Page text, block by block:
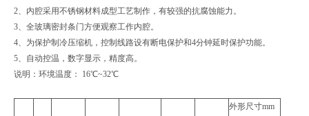
2、内腔采用不锈钢材料成型工艺制作，有较强的抗腐蚀能力。
3、全玻璃密封条门方便观察工作内腔。
4、为保护制冷压缩机，控制线路设有断电保护和4分钟延时保护功能。
5、自动控温，数字显示，精度高。
说明：环境温度： 16℃~32℃
外形尺寸mm